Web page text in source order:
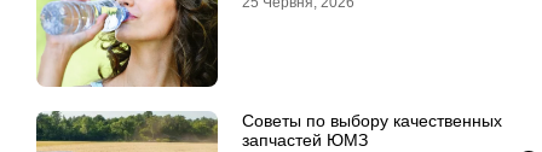
Советы по выбору качественных
запчастей ЮМЗ